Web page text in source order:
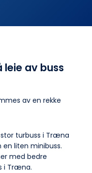
leie av buss
av en rekke
stor turbuss i Træna
liten minibuss.
med bedre
i Træna.